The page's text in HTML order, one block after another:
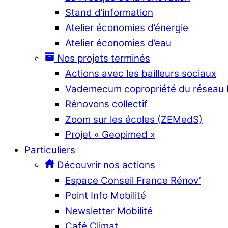
Stand d’information
Atelier économies d’énergie
Atelier économies d’eau
Nos projets terminés
Actions avec les bailleurs sociaux
Vademecum copropriété du réseau
Rénovons collectif
Zoom sur les écoles (ZEMedS)
Projet « Geopimed »
Particuliers
Découvrir nos actions
Espace Conseil France Rénov’
Point Info Mobilité
Newsletter Mobilité